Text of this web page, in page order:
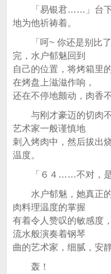
「易银君……」台下
地为他祈祷着。
「呵~ 你还是别比了
完，水户郁魅回到
自己的位置，将烤箱里
在烤盘上滋滋作响，
还在不停地颤动，肉香
与刚才豪迈的切肉不
艺术家一般谨慎地
刺入烤肉中，然后拔出
温度。
「６４……不对，是
水户郁魅，她真正的
肉料理温度的掌握
有着令人赞叹的敏感度
流水般演奏着钢琴
曲的艺术家，细腻，安
轰！